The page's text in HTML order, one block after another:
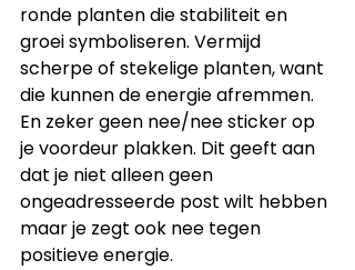
ronde planten die stabiliteit en
groei symboliseren. Vermijd
scherpe of stekelige planten, want
die kunnen de energie afremmen.
En zeker geen nee/nee sticker op
je voordeur plakken. Dit geeft aan
dat je niet alleen geen
ongeadresseerde post wilt hebben
maar je zegt ook nee tegen
positieve energie.